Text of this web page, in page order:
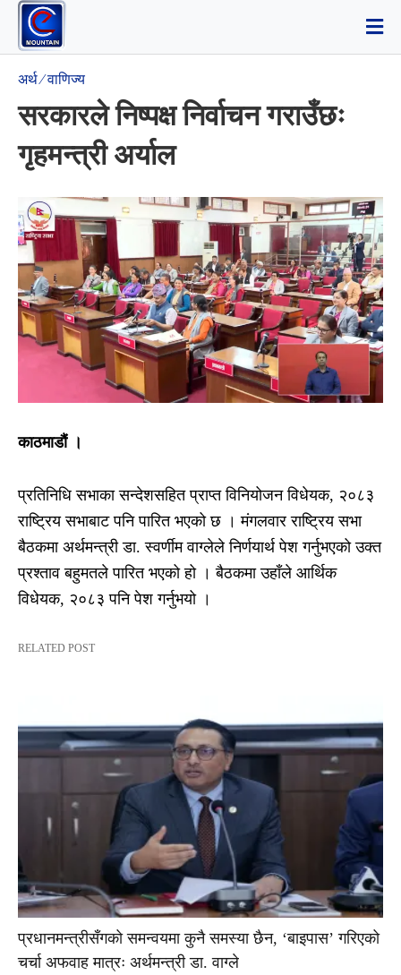
अर्थ ⁄ वाणिज्य
सरकारले निष्पक्ष निर्वाचन गराउँछः
गृहमन्त्री अर्याल
काठमाडौं ।
प्रतिनिधि सभाका सन्देशसहित प्राप्त विनियोजन विधेयक, २०८३
राष्ट्रिय सभाबाट पनि पारित भएको छ । मंगलवार राष्ट्रिय सभा
बैठकमा अर्थमन्त्री डा. स्वर्णीम वाग्लेले निर्णयार्थ पेश गर्नुभएको उक्त
प्रश्ताव बहुमतले पारित भएको हो । बैठकमा उहाँले आर्थिक
विधेयक, २०८३ पनि पेश गर्नुभयो ।
RELATED POST
प्रधानमन्त्रीसँगको समन्वयमा कुनै समस्या छैन, ‘बाइपास’ गरिएको
चर्चा अफवाह मात्रः अर्थमन्त्री डा. वाग्ले